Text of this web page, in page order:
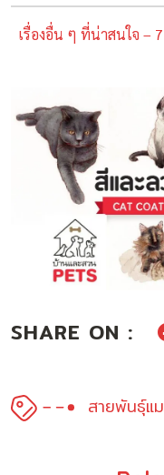
เรื่องอื่น ๆ ที่น่าสนใจ –
SHARE ON :
สายพันธุ์แ